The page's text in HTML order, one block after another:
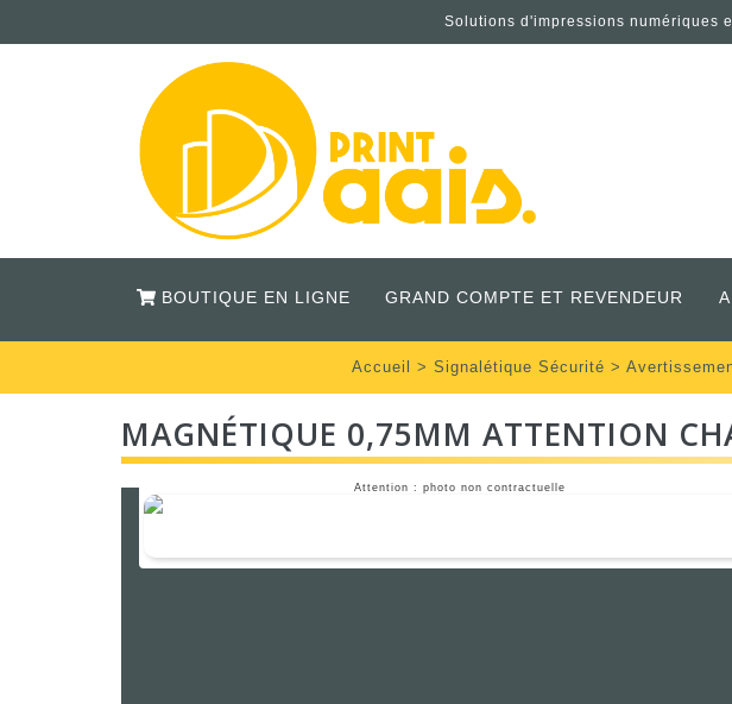
Solutions d'impressions numériques
BOUTIQUE EN LIGNE GRAND COMPTE ET REVENDEUR
Accueil > Signalétique Sécurité >
MAGNÉTIQUE 0,75MM ATTENTION
Attention : photo non contractuelle